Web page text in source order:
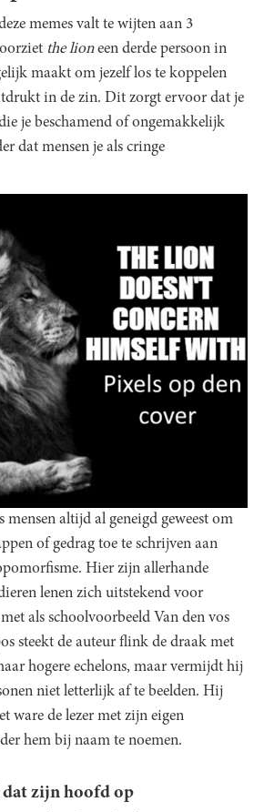
memes valt te wijten aan 3
the lioneen derde persoon in
maakt om jezelf los te koppelen
in de zin. Dit zorgt ervoor dat je
je beschamend of ongemakkelijk
dat mensen je als cringe
mensen altijd al geneigd geweest om
of gedrag toe te schrijven aan
Hier zijn allerhande
lenen zich uitstekend voor
als schoolvoorbeeld Van den vos
steekt de auteur flink de draak met
hogere echelons, maar vermijdt hij
niet letterlijk af te beelden. Hij
ware de lezer met zijn eigen
hem bij naam te noemen.
dat zijn hoofd op